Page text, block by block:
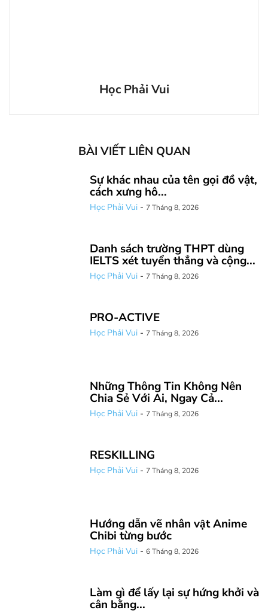
Học Phải Vui
BÀI VIẾT LIÊN QUAN
Sự khác nhau của tên gọi đồ vật,
cách xưng hô...
Học Phải Vui - 7 Tháng 8, 2026
Danh sách trường THPT dùng
IELTS xét tuyển thẳng và cộng...
Học Phải Vui - 7 Tháng 8, 2026
PRO-ACTIVE
Học Phải Vui - 7 Tháng 8, 2026
Những Thông Tin Không Nên
Chia Sẻ Với Ai, Ngay Cả...
Học Phải Vui - 7 Tháng 8, 2026
RESKILLING
Học Phải Vui - 7 Tháng 8, 2026
Hướng dẫn vẽ nhân vật Anime
Chibi từng bước
Học Phải Vui - 6 Tháng 8, 2026
Làm gì để lấy lại sự hứng khởi và
cân bằng...